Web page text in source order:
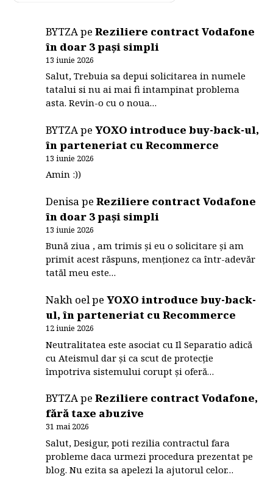
BYTZApeReziliere contract Vodafone
în doar 3 pași simpli
13 iunie 2026
Salut, Trebuia sa depui solicitarea in numele
tatalui si nu ai mai fi intampinat problema
asta. Revin-o cu o noua…
BYTZApeYOXO introduce buy-back-ul,
în parteneriat cu Recommerce
13 iunie 2026
Amin :))
DenisapeReziliere contract Vodafone
în doar 3 pași simpli
13 iunie 2026
Bună ziua , am trimis și eu o solicitare și am
primit acest răspuns, menționez ca într-adevăr
tatăl meu este…
Nakh oelpeYOXO introduce buy-back-
ul, în parteneriat cu Recommerce
12 iunie 2026
Neutralitatea este asociat cu Il Separatio adică
cu Ateismul dar și ca scut de protecție
împotriva sistemului corupt și oferă…
BYTZApeReziliere contract Vodafone,
fără taxe abuzive
31 mai 2026
Salut, Desigur, poti rezilia contractul fara
probleme daca urmezi procedura prezentat pe
blog. Nu ezita sa apelezi la ajutorul celor…